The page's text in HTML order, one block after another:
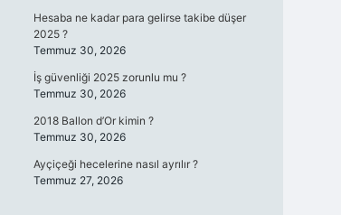
Hesaba ne kadar para gelirse takibe düşer
2025 ?
Temmuz 30, 2026
İş güvenliği 2025 zorunlu mu ?
Temmuz 30, 2026
2018 Ballon d’Or kimin ?
Temmuz 30, 2026
Ayçiçeği hecelerine nasıl ayrılır ?
Temmuz 27, 2026